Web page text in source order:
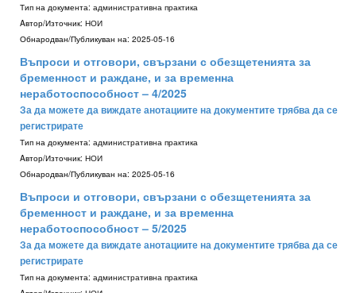
Тип на документа: административна практика
Aвтор/Източник: НОИ
Обнародван/Публикуван на: 2025-05-16
Въпроси и отговори, свързани с обезщетенията за
бременност и раждане, и за временна
неработоспособност – 4/2025
За да можете да виждате анотациите на документите трябва да се
регистрирате
Тип на документа: административна практика
Aвтор/Източник: НОИ
Обнародван/Публикуван на: 2025-05-16
Въпроси и отговори, свързани с обезщетенията за
бременност и раждане, и за временна
неработоспособност – 5/2025
За да можете да виждате анотациите на документите трябва да се
регистрирате
Тип на документа: административна практика